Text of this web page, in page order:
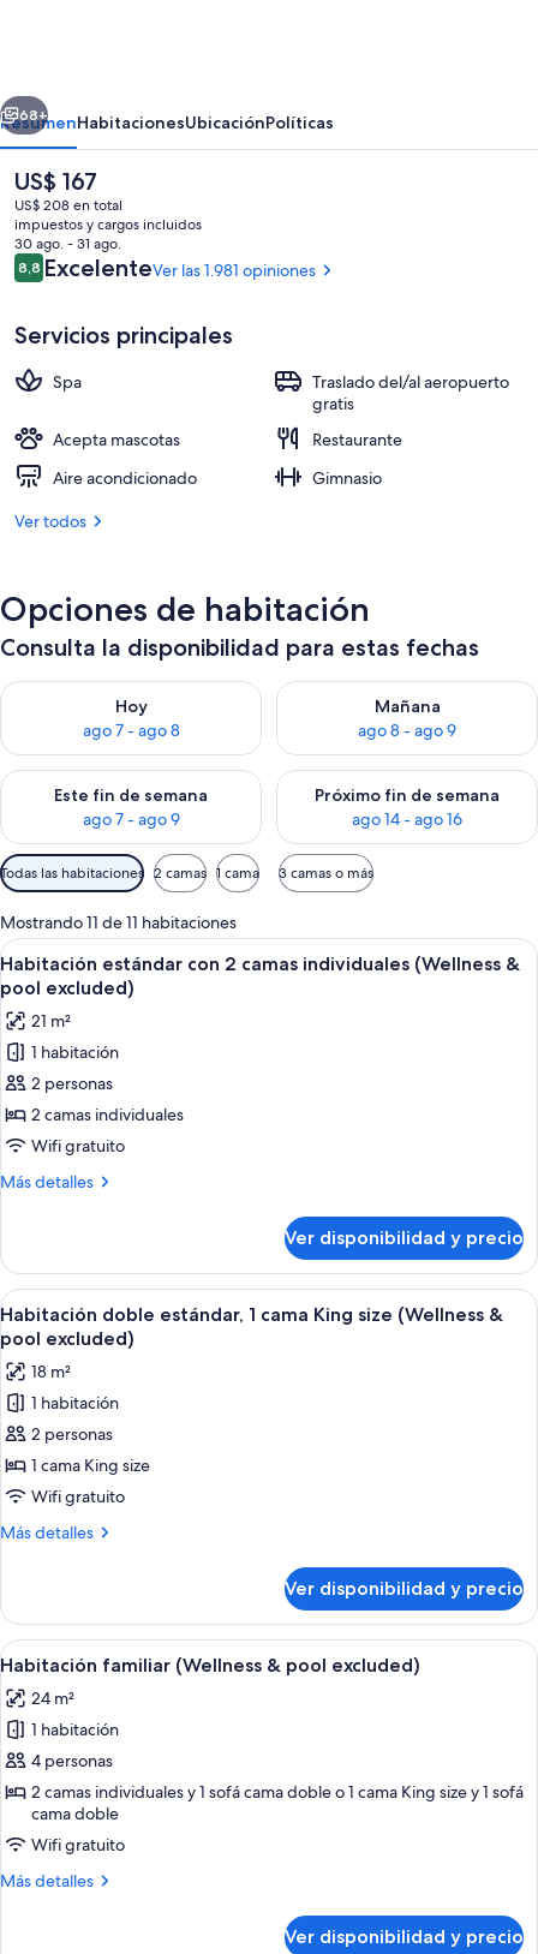
Bar (en la propiedad)
Siguiente
68+
ResumenHabitacionesUbicaciónPolíticas
El
precio
actual
es
de
US$ 167
US$ 167
US$ 208 en total
impuestos y cargos incluidos
30 ago. - 31 ago.
Opiniones
8,88,8 de 10
ExcelenteVer las 1.981 opiniones
Servicios principales
Spa
Traslado del/al aeropuerto
gratis
Acepta mascotas
Restaurante
Aire acondicionado
Gimnasio
Ver todos
Opciones de habitación
Consulta la disponibilidad para estas fechas
Hoy
ago 7 - ago 8
Consulta la disponibilidad para hoy ago 7 - ago 8
Mañana
ago 8 - ago 9
Consulta la disponibilidad
Este fin de semana
ago 7 - ago 9
Consulta la disponibilidad para este fin de semana ago 7 -
Próximo fin de semana
ago 14 - ago 16
Consulta la disponibilidad
Filtros
disponibles
para
las
habitaciones
Todas las habitaciones 2 camas 1 cama 3 camas o más
Mostrando 11 de 11 habitaciones
Ver
todas
las
fotos
de
Habitación
estándar
con
2
(Wellness
&
pool
excluded)
Habitación de hotel con dos camas,
7
Habitación estándar con 2 camas individuales (Wellness &
pool excluded)
21 m²
1 habitación
2 personas
2 camas individuales
Wifi gratuito
Más detalles
Más
estándar
con
2
camas
individuales
(Wellness
&
pool
excluded)
Ver disponibilidad y precio
Ver
todas
las
fotos
de
Habitación
doble
estándar,
1
size
(Wellness
&
pool
excluded)
Caja de seguridad en la habitación y
6
Habitación doble estándar, 1 cama King size (Wellness &
pool excluded)
18 m²
1 habitación
2 personas
1 cama King size
Wifi gratuito
Más detalles
Más
doble
estándar,
1
King
size
(Wellness
&
pool
excluded)
Ver disponibilidad y precio
Ver
todas
las
fotos
de
Habitación
familiar
(Wellness
&
Un salón moderno con un sofá gris,
8
Habitación familiar (Wellness & pool excluded)
24 m²
1 habitación
4 personas
2 camas individuales y 1 sofá cama doble o 1 cama King size y 1 sofá
cama doble
Wifi gratuito
Más detalles
Más
Ver disponibilidad y precio